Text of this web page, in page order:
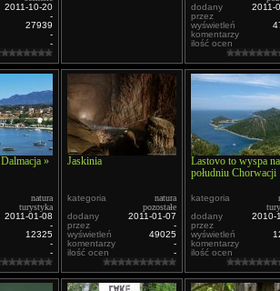
2011-10-20
-
27939
-
-
dodany
2011-
przez
wyświetleń
komentarzy
ilość ocen
»
natura
turystyka
2011-01-08
-
12325
-
-
Jaskinia
kategoria
natura
pozostałe
dodany
2011-01-07
przez
-
wyświetleń
49025
komentarzy
-
ilość ocen
-
Lastovo to wyspa na
południu Chorwacji
kategoria
dodany
2010-
przez
wyświetleń
komentarzy
ilość ocen